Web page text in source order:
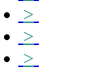
>
>
>